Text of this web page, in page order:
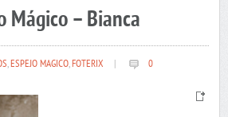
Mágico – Bianca
,ESPEJO MAGICO,FOTERIX 0